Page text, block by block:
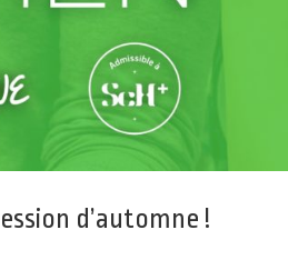
d’automne !